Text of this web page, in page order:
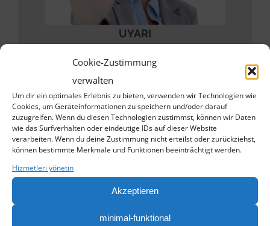
Cookie-Zustimmung
verwalten
Um dir ein optimales Erlebnis zu bieten, verwenden wir Technologien wie
Cookies, um Geräteinformationen zu speichern und/oder darauf
zuzugreifen. Wenn du diesen Technologien zustimmst, können wir Daten
wie das Surfverhalten oder eindeutige IDs auf dieser Website
verarbeiten. Wenn du deine Zustimmung nicht erteilst oder zurückziehst,
können bestimmte Merkmale und Funktionen beeinträchtigt werden.
Hizmetleri yönetin
Akzeptieren
minimal-funktional
UYARI
Çalışan bir uyarı alırsa, bu genellikle işyerinin risk
altında olduğunun bir göstergesidir.